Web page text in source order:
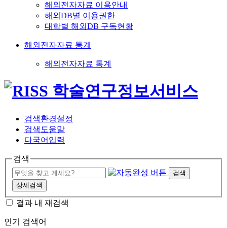
해외전자자료 이용안내
해외DB별 이용권한
대학별 해외DB 구독현황
해외전자자료 통계
해외전자자료 통계
검색환경설정
검색도움말
다국어입력
검색
검색
상세검색
결과 내 재검색
인기 검색어